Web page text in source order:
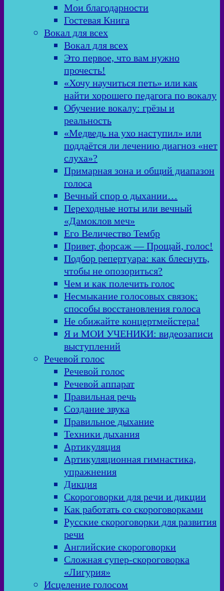
Мои благодарности
Гостевая Книга
Вокал для всех
Вокал для всех
Это первое, что вам нужно
прочесть!
«Хочу научиться петь» или как
найти хорошего педагога по вокалу
Обучение вокалу: грёзы и
реальность
«Медведь на ухо наступил» или
поддаётся ли лечению диагноз «нет
слуха»?
Примарная зона и общий диапазон
голоса
Вечный спор о дыхании…
Переходные ноты или вечный
«Дамоклов меч»
Его Величество Тембр
Привет, форсаж — Прощай, голос!
Подбор репертуара: как блеснуть,
чтобы не опозориться?
Чем и как полечить голос
Несмыкание голосовых связок:
способы восстановления голоса
Не обижайте концертмейстера!
Я и МОИ УЧЕНИКИ: видеозаписи
выступлений
Речевой голос
Речевой голос
Речевой аппарат
Правильная речь
Создание звука
Правильное дыхание
Техники дыхания
Артикуляция
Артикуляционная гимнастика,
упражнения
Дикция
Скороговорки для речи и дикции
Как работать со скороговорками
Русские скороговорки для развития
речи
Английские скороговорки
Сложная супер-скороговорка
«Лигурия»
Исцеление голосом